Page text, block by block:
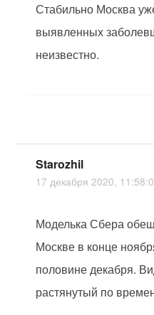
Стабильно Москва
выявленных
неизвестно.
Starozhil
17 декабря 2020,
Моделька Сбера
Москве в конце
половине декабря.
растянутый по